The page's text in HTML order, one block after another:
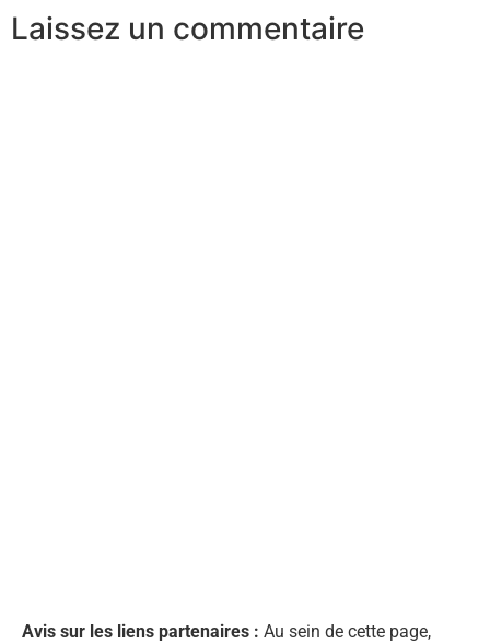
Laissez un commentaire
Avis sur les liens partenaires : Au sein de cette page,